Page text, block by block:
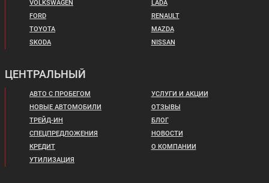
3 298 910 ₽
В кредит от:
45 010 ₽/мес.
6 989 910 ₽
В кредит от:
95 369 ₽/мес.
UAZ ОБНОВЛЕННЫЙ
ПИКАП
JAC T6
VOLKSWAGEN
FORD
TOYOTA
SKODA
LADA
RENAULT
MAZDA
NISSAN
ЦЕНТРАЛЬНЫЙ
АВТО С ПРОБЕГОМ
НОВЫЕ АВТОМОБИЛИ
ТРЕЙД-ИН
СПЕЦПРЕДЛОЖЕНИЯ
КРЕДИТ
УТИЛИЗАЦИЯ
УСЛУГИ И АКЦИИ
ОТЗЫВЫ
БЛОГ
НОВОСТИ
О КОМПАНИИ